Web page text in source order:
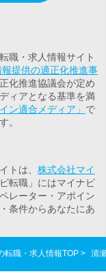
職・求人情報サイト
提供の適正化推進事
化推進協議会が定め
ィアとなる基準を満
ン適合メディア」 で
。
トは、 株式会社マイ
転職」にはマイナビ
レーター・アポイン
条件からあなたにあ
転職・求人情報TOP 清